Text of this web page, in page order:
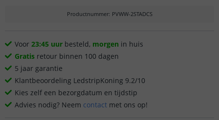
Productnummer: PVWW-2STADCS
Voor 23:45 uur besteld, morgen in huis
Gratis retour binnen 100 dagen
5 jaar garantie
Klantbeoordeling LedstripKoning 9.2/10
Kies zelf een bezorgdatum en tijdstip
Advies nodig? Neem contact met ons op!